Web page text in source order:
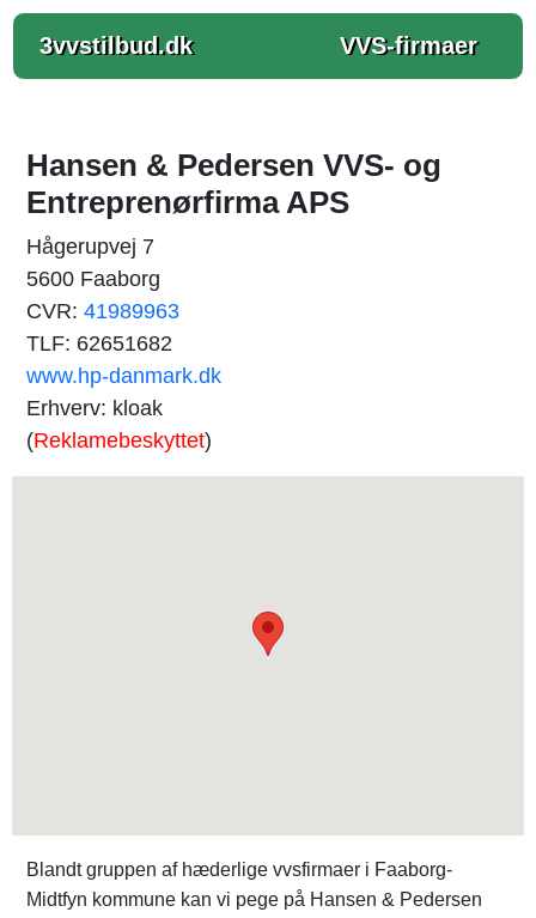
3vvstilbud.dk VVS-firmaer
Hansen & Pedersen VVS- og
Entreprenørfirma APS
Hågerupvej 7
5600 Faaborg
CVR: 41989963
TLF: 62651682
www.hp-danmark.dk
Erhverv: kloak
(Reklamebeskyttet)
Blandt gruppen af hæderlige vvsfirmaer i Faaborg-
Midtfyn kommune kan vi pege på Hansen & Pedersen